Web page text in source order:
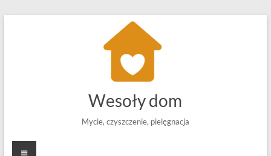
Wesoły dom
Mycie, czyszczenie, pielęgnacja
Menu